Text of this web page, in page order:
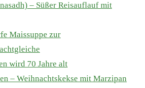
– Süßer Reisauflauf mit
Maissuppe zur
wird 70 Jahre alt
– Weihnachtskekse mit Marzipan